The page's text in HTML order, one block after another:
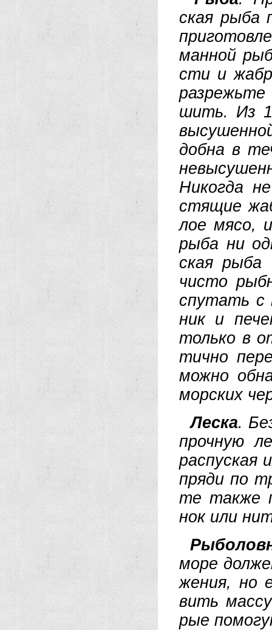
ская ры­ба
ман­ной
сти и
раз­режь­те
шить. Из 1
доб­на в
Ни­ко­гда
стя­щие
лое мя­со,
ры­ба ни
ская ры­ба
чис­то
спу­тать с
ник и
толь­ко в
тич­но
мож­но
мор­ских
Лес­ка.
проч­ную
рас­пус­кая
пря­ди по
те так­же
нок или
мо­ре
же­ния, но
вить
рые